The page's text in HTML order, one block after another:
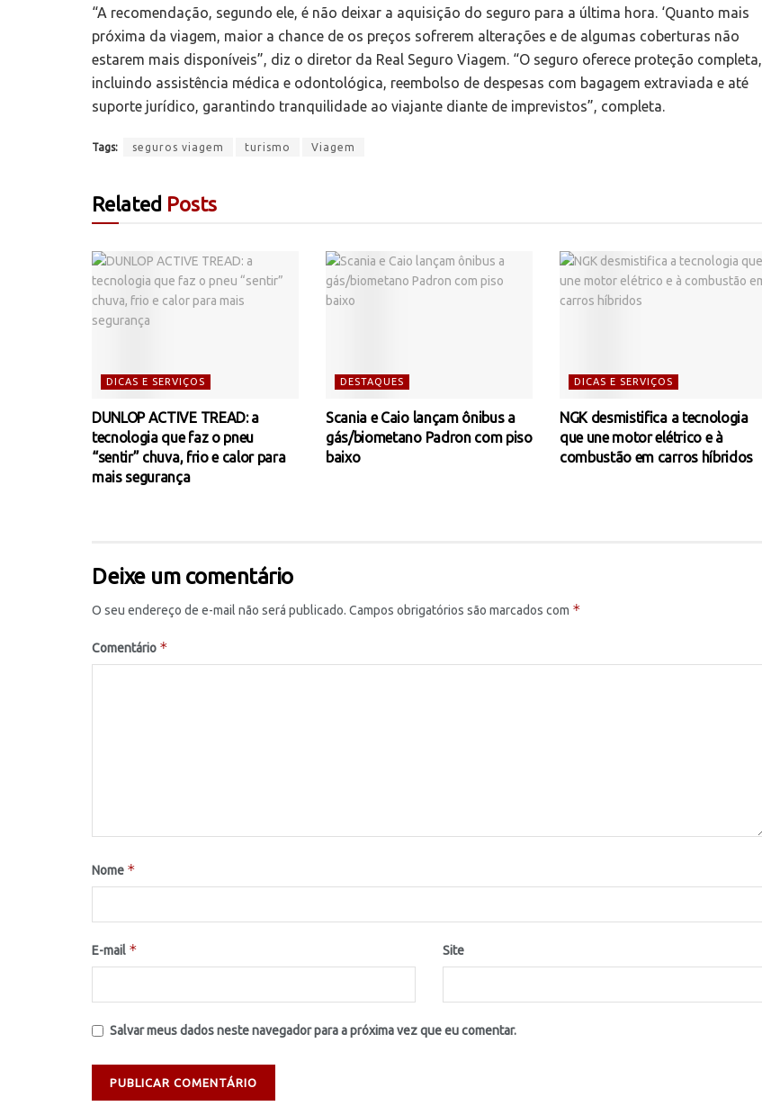
“A recomendação, segundo ele, é não deixar a aquisição do seguro para a última hora. ‘Quanto mais
próxima da viagem, maior a chance de os preços sofrerem alterações e de algumas coberturas não
estarem mais disponíveis”, diz o diretor da Real Seguro Viagem. “O seguro oferece proteção completa,
incluindo assistência médica e odontológica, reembolso de despesas com bagagem extraviada e até
suporte jurídico, garantindo tranquilidade ao viajante diante de imprevistos”, completa.
Tags: seguros viagem turismo Viagem
Related Posts
DICAS E SERVIÇOS
DUNLOP ACTIVE TREAD: a
tecnologia que faz o pneu
“sentir” chuva, frio e calor para
mais segurança
DESTAQUES
Scania e Caio lançam ônibus a
gás/biometano Padron com piso
baixo
DICAS E SERVIÇOS
NGK desmistifica a tecnologia
que une motor elétrico e à
combustão em carros híbridos
Deixe um comentário
O seu endereço de e-mail não será publicado. Campos obrigatórios são marcados com *
Comentário *
Nome *
E-mail * Site
Salvar meus dados neste navegador para a próxima vez que eu comentar.